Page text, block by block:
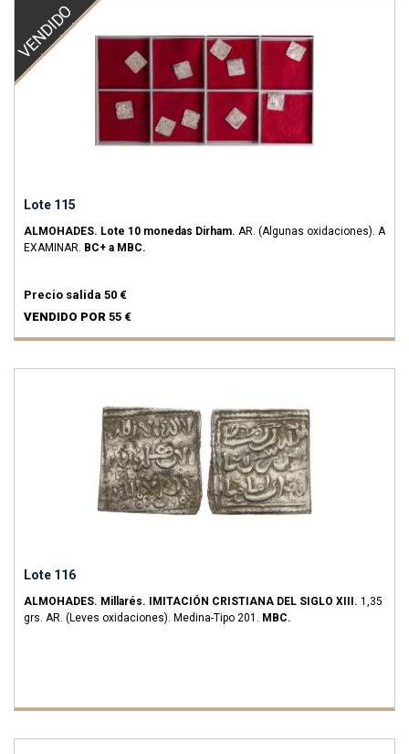
VENDIDO
Lote 115
ALMOHADES. Lote 10 monedas Dirham. AR. (Algunas oxidaciones). A
EXAMINAR. BC+ a MBC.
Precio salida 50 €
VENDIDO POR 55 €
Lote 116
ALMOHADES. Millarés. IMITACIÓN CRISTIANA DEL SIGLO XIII. 1,35
grs. AR. (Leves oxidaciones). Medina-Tipo 201. MBC.